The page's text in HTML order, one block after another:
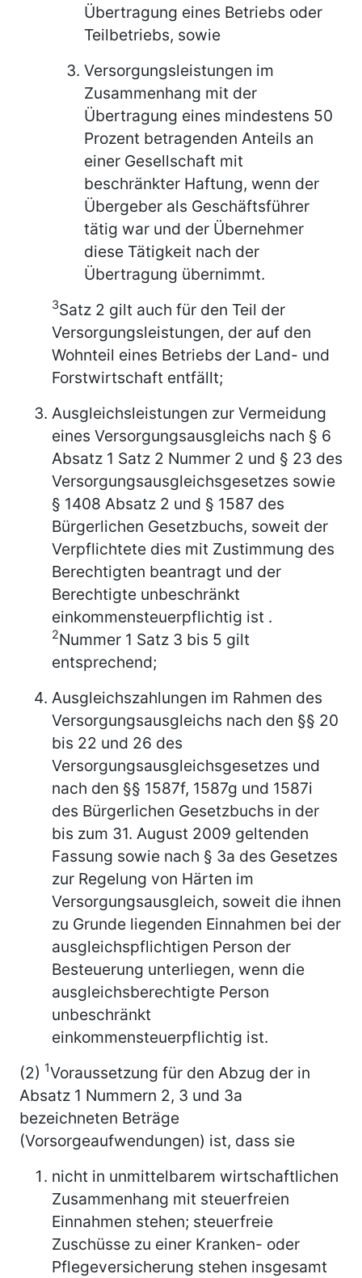
Übertragung eines Betriebs oder
Teilbetriebs, sowie
Versorgungsleistungen im
Zusammenhang mit der
Übertragung eines mindestens 50
Prozent betragenden Anteils an
einer Gesellschaft mit
beschränkter Haftung, wenn der
Übergeber als Geschäftsführer
tätig war und der Übernehmer
diese Tätigkeit nach der
Übertragung übernimmt.
3Satz 2 gilt auch für den Teil der
Versorgungsleistungen, der auf den
Wohnteil eines Betriebs der Land- und
Forstwirtschaft entfällt;
Ausgleichsleistungen zur Vermeidung
eines Versorgungsausgleichs nach § 6
Absatz 1 Satz 2 Nummer 2 und § 23 des
Versorgungsausgleichsgesetzes sowie
§ 1408 Absatz 2 und § 1587 des
Bürgerlichen Gesetzbuchs, soweit der
Verpflichtete dies mit Zustimmung des
Berechtigten beantragt und der
Berechtigte unbeschränkt
einkommensteuerpflichtig ist .
2Nummer 1 Satz 3 bis 5 gilt
entsprechend;
Ausgleichszahlungen im Rahmen des
Versorgungsausgleichs nach den §§ 20
bis 22 und 26 des
Versorgungsausgleichsgesetzes und
nach den §§ 1587f, 1587g und 1587i
des Bürgerlichen Gesetzbuchs in der
bis zum 31. August 2009 geltenden
Fassung sowie nach § 3a des Gesetzes
zur Regelung von Härten im
Versorgungsausgleich, soweit die ihnen
zu Grunde liegenden Einnahmen bei der
ausgleichspflichtigen Person der
Besteuerung unterliegen, wenn die
ausgleichsberechtigte Person
unbeschränkt
einkommensteuerpflichtig ist.
(2) 1Voraussetzung für den Abzug der in
Absatz 1 Nummern 2, 3 und 3a
bezeichneten Beträge
(Vorsorgeaufwendungen) ist, dass sie
nicht in unmittelbarem wirtschaftlichen
Zusammenhang mit steuerfreien
Einnahmen stehen; steuerfreie
Zuschüsse zu einer Kranken- oder
Pflegeversicherung stehen insgesamt